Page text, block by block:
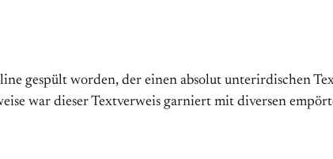
gespült worden, der einen absolut unterirdischen
war dieser Textverweis garniert mit diversen